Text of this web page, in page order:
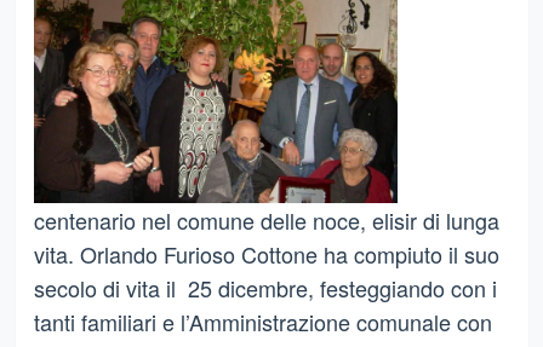
centenario nel comune delle noce, elisir di lunga
vita. Orlando Furioso Cottone ha compiuto il suo
secolo di vita il 25 dicembre, festeggiando con i
tanti familiari e l’Amministrazione comunale con